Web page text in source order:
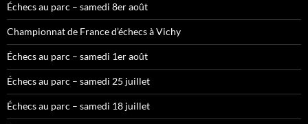
Échecs au parc – samedi 8er août
Championnat de France d’échecs à Vichy
Échecs au parc – samedi 1er août
Échecs au parc – samedi 25 juillet
Échecs au parc – samedi 18 juillet